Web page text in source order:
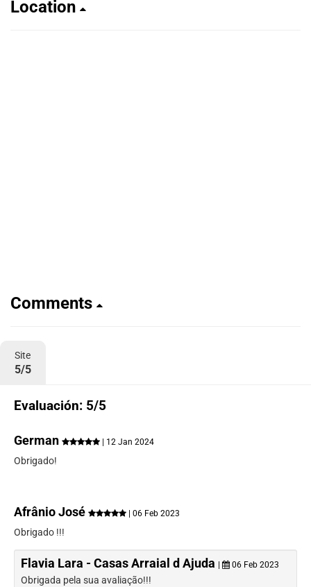
Location
Comments
Site
5/5
Evaluación: 5/5
German | 12 Jan 2024
Obrigado!
Afrânio José | 06 Feb 2023
Obrigado !!!
Flavia Lara - Casas Arraial d Ajuda 06 Feb 2023
Obrigada pela sua avaliação!!!